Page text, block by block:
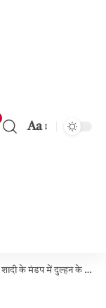
Aa
के सिर पर आ बैठा कबूतर, हंसी से गूंज उठा माहौल, देखें!